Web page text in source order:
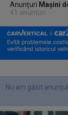
Anunțuri Mașini
41 anunțuri
Nu am găsit